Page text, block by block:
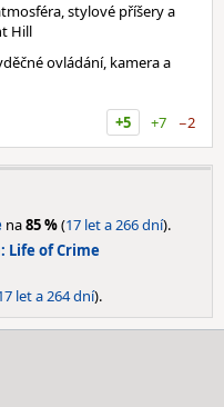
stylové příšery a
Hill
ovládání, kamera a
+5
+7 −2
na85 %(17 let a 266 dní).
Life of Crime
let a 264 dní).